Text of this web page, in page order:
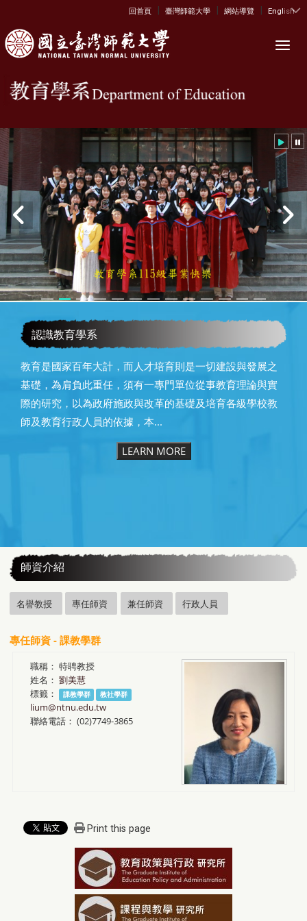
:::
回首頁 | 臺灣師範大學 | 網站導覽 | English
認識教育學系
教育是國家百年大計，而人才培育則是一切建設與發展之
基礎，為肩負此重任，須有一專門單位從事教育理論與實
際的研究，以為政府施政與改革的基礎及培育各級學校教
師及教育行政人員的依據，本...
LEARN MORE
師資介紹
名譽教授 專任師資 兼任師資 行政人員
專任師資 - 課教學群
職稱： 特聘教授
姓名： 劉美慧
標籤：
課教學群 教社學群
lium@ntnu.edu.tw
聯絡電話： (02)7749-3865
Print this page